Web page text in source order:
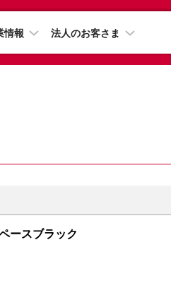
情報 法人のお客さま
ースブラック